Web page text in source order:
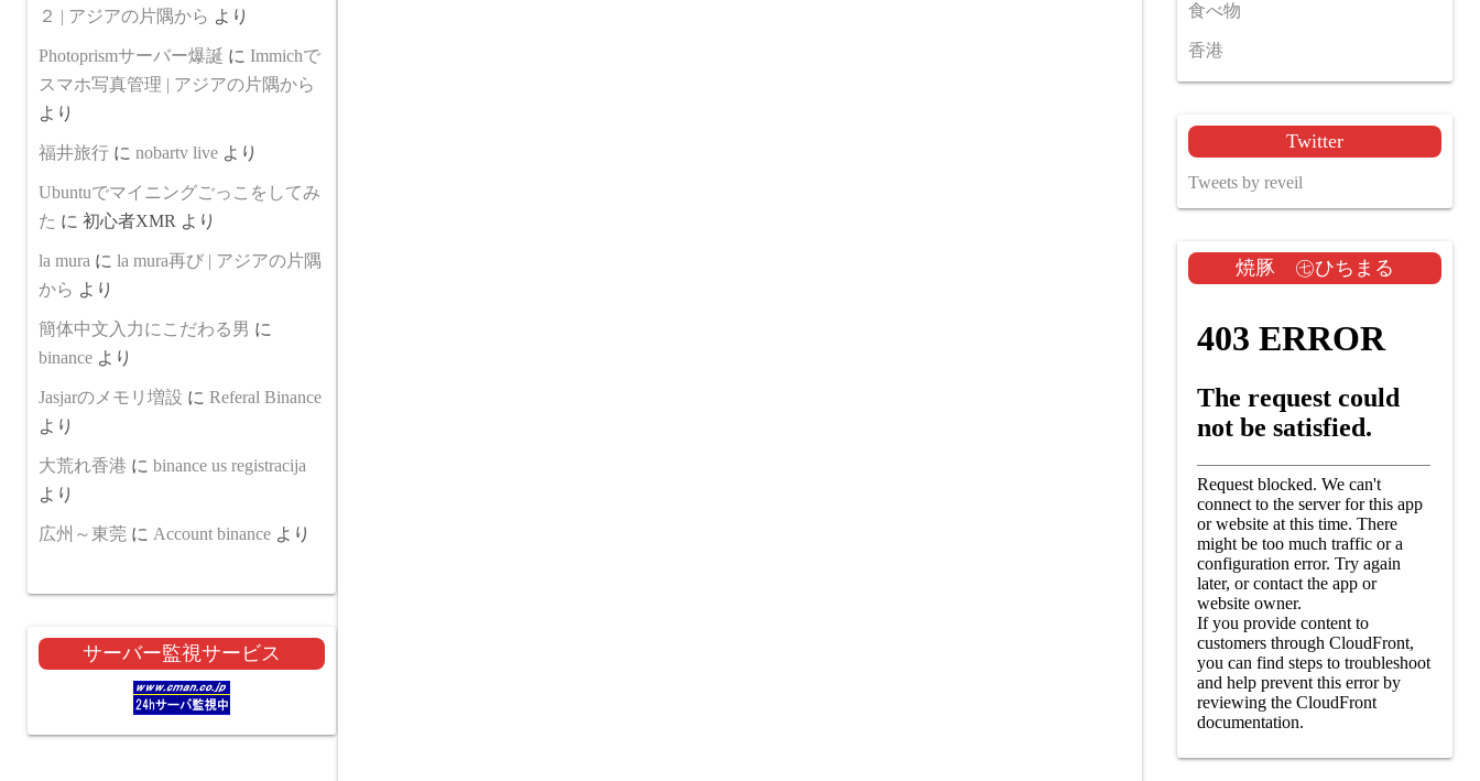
２ | アジアの片隅から より
Photoprismサーバー爆誕 に Immichで
スマホ写真管理 | アジアの片隅から
より
福井旅行 に nobartv live より
Ubuntuでマイニングごっこをしてみ
た に 初心者XMR より
la mura に la mura再び | アジアの片隅
から より
簡体中文入力にこだわる男 に
binance より
Jasjarのメモリ増設 に Referal Binance
より
大荒れ香港 に binance us registracija
より
広州～東莞 に Account binance より
サーバー監視サービス
食べ物
香港
Twitter
Tweets by reveil
焼豚 ㊆ひちまる